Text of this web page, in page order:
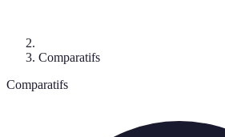
Comparatifs
Comparatifs